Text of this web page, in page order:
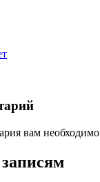
вам необходимо